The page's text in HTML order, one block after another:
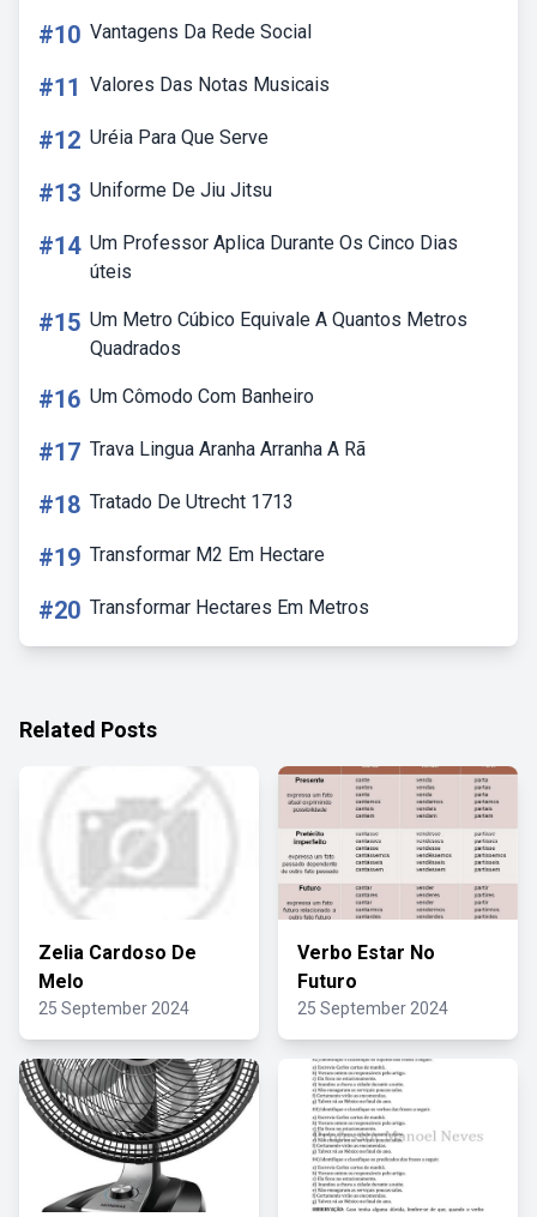
#10 Vantagens Da Rede Social
#11 Valores Das Notas Musicais
#12 Uréia Para Que Serve
#13 Uniforme De Jiu Jitsu
#14 Um Professor Aplica Durante Os Cinco Dias
úteis
#15 Um Metro Cúbico Equivale A Quantos Metros
Quadrados
#16 Um Cômodo Com Banheiro
#17 Trava Lingua Aranha Arranha A Rã
#18 Tratado De Utrecht 1713
#19 Transformar M2 Em Hectare
#20 Transformar Hectares Em Metros
Related Posts
Zelia Cardoso De
Melo
25 September 2024
Verbo Estar No
Futuro
25 September 2024